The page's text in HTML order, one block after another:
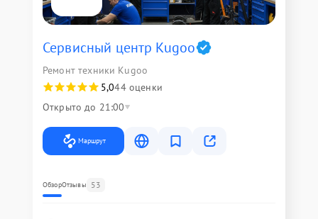
Сервисный центр Kugoo
Ремонт техники Kugoo
5,044 оценки
Открыто до 21:00
Маршрут
ОбзорОтзывы 53